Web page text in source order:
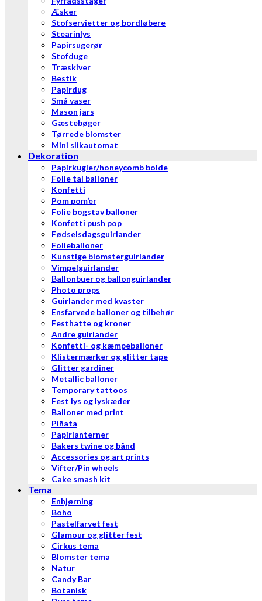
Æsker
Stofservietter og bordløbere
Stearinlys
Papirsugerør
Stofduge
Træskiver
Bestik
Papirdug
Små vaser
Mason jars
Gæstebøger
Tørrede blomster
Mini slikautomat
Dekoration
Papirkugler/honeycomb bolde
Folie tal balloner
Konfetti
Pom pom’er
Folie bogstav balloner
Konfetti push pop
Fødselsdagsguirlander
Folieballoner
Kunstige blomsterguirlander
Vimpelguirlander
Ballonbuer og ballonguirlander
Photo props
Guirlander med kvaster
Ensfarvede balloner og tilbehør
Festhatte og kroner
Andre guirlander
Konfetti- og kæmpeballoner
Klistermærker og glitter tape
Glitter gardiner
Metallic balloner
Temporary tattoos
Fest lys og lyskæder
Balloner med print
Piñata
Papirlanterner
Bakers twine og bånd
Accessories og art prints
Vifter/Pin wheels
Cake smash kit
Tema
Enhjørning
Boho
Pastelfarvet fest
Glamour og glitter fest
Cirkus tema
Blomster tema
Natur
Candy Bar
Botanisk